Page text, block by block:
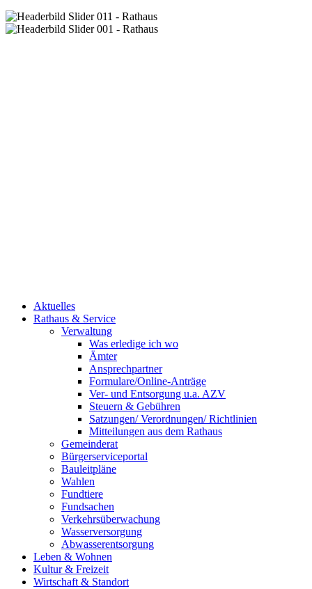
Aktuelles
Rathaus & Service
Verwaltung
Was erledige ich wo
Ämter
Ansprechpartner
Formulare/Online-Anträge
Ver- und Entsorgung u.a. AZV
Steuern & Gebühren
Satzungen/ Verordnungen/ Richtlinien
Mitteilungen aus dem Rathaus
Gemeinderat
Bürgerserviceportal
Bauleitpläne
Wahlen
Fundtiere
Fundsachen
Verkehrsüberwachung
Wasserversorgung
Abwasserentsorgung
Leben & Wohnen
Kultur & Freizeit
Wirtschaft & Standort